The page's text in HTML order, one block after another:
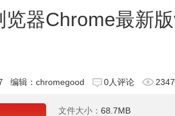
览器Chrome最新
编辑：chromegood 0人评论
文件大小： 68.7MB